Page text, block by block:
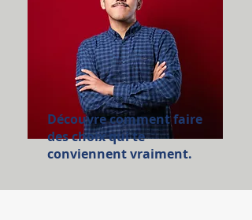
Découvre comment faire
des choix qui te
conviennent vraiment.